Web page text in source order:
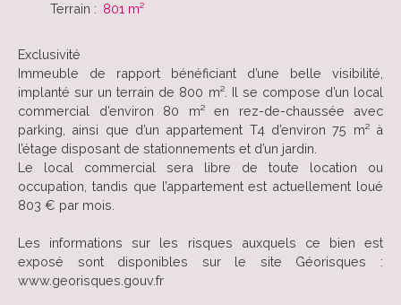
Terrain : 801 m²
Exclusivité
Immeuble de rapport bénéficiant d’une belle visibilité,
implanté sur un terrain de 800 m². Il se compose d’un local
commercial d’environ 80 m² en rez-de-chaussée avec
parking, ainsi que d’un appartement T4 d’environ 75 m² à
l’étage disposant de stationnements et d’un jardin.
Le local commercial sera libre de toute location ou
occupation, tandis que l’appartement est actuellement loué
803 € par mois.
Les informations sur les risques auxquels ce bien est
exposé sont disponibles sur le site Géorisques :
www.georisques.gouv.fr